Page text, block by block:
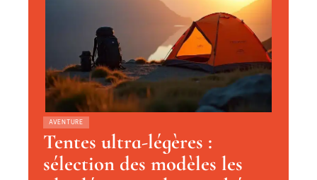
AVENTURE
Tentes ultra-légères :
sélection des modèles les